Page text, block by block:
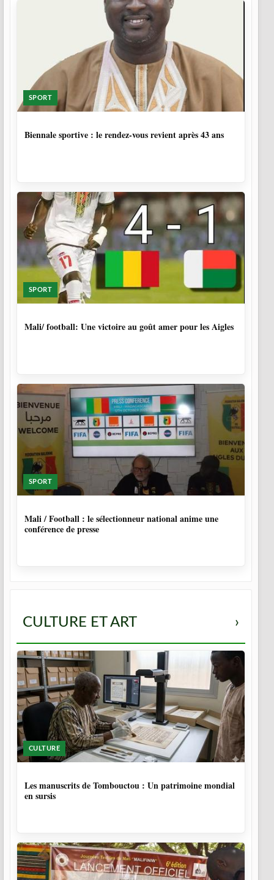
SPORT
Biennale sportive : le rendez-vous revient après 43 ans
SPORT
Mali/ football: Une victoire au goût amer pour les Aigles
SPORT
Mali / Football : le sélectionneur national anime une
conférence de presse
CULTURE ET ART ›
CULTURE
Les manuscrits de Tombouctou : Un patrimoine mondial
en sursis